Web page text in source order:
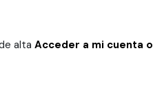
alta Acceder a mi cuenta o